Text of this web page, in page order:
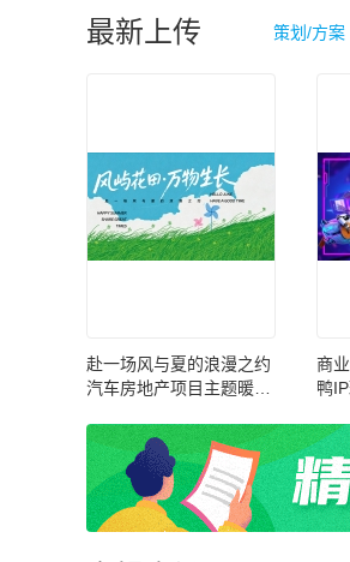
最新上传 策划/方案
赴一场风与夏的浪漫之约
汽车房地产项目主题暖场
愈】【夏季活动】
商
鸭